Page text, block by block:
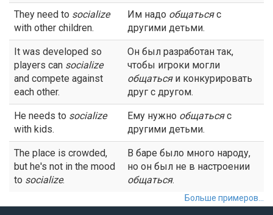
They need to socialize
with other children.
Им надо общатьсяс
другими детьми.
It was developed so
players can socialize
and compete against
each other.
Он был разработан так,
чтобы игроки могли
общатьсяи конкурировать
друг с другом.
He needs to socialize
with kids.
Ему нужно общатьсяс
другими детьми.
The place is crowded,
but he's not in the mood
to socialize.
В баре было много народу,
но он был не в настроении
общаться.
Больше примеров...